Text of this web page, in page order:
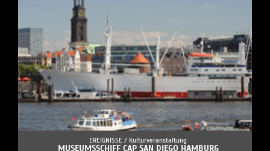
EREIGNISSE / Kulturveranstaltung
MUSEUMSSCHIFF CAP SAN DIEGO HAMBURG